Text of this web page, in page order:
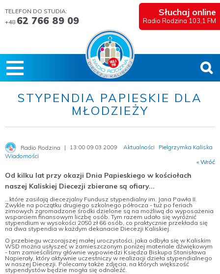
TELEFON DO STUDIA:
+48 62 766 89 09
Słuchaj online
Radio Rodzina 103,1 FM
STYPENDIA PAPIESKIE DLA
MŁODZIEŻY
Radio Rodzina 13:00 09.03.2009 Aktualności
Pielgrzymka Kaliska
Wiadomości
« Wróć
Od kilku lat przy okazji Dnia Papieskiego w kościołach
naszej Kaliskiej Diecezji zbierane są ofiary...
...które zasilają diecezjalny Fundusz stypendialny im. Jana Pawła II.
Zwykle na początku drugiego szkolnego półrocza - tuż po feriach
zimowych zgromadzone środki dzielone są na możliwą do wyposażenia
wsparciem finansowym liczbę osób. Tym razem udało się wyróżnić
stypendium w wysokości 2050 zł 66 osób, co praktycznie przekłada się
na dwa stypendia w każdym dekanacie Diecezji Kaliskiej.
O przebiegu wczorajszej małej uroczystości, jaka odbyła się w Kaliskim
WSD można usłyszeć w zamieszczonym poniżej materiale dźwiękowym
- tam zamieściliśmy głównie wypowiedzi Księdza Biskupa Stanisława
Napierały, który aktywnie uczestniczy w realizacji dzieła stypendialnego
w naszej Diecezji. Polecamy także zdjęcia, na których większość
stypendystów będzie mogła się odnaleźć.